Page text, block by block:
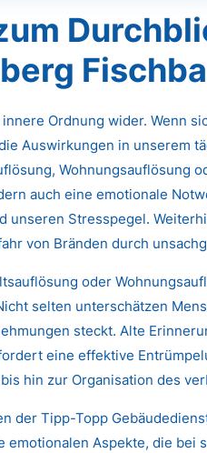
Ordnung wider. Wenn
Auswirkungen in unserem
Wohnungsauflösung
auch eine emotionale
unseren Stresspegel.
von Bränden durch
oder
selten unterschätzen
steckt. Alte
eine effektive
hin zur Organisation des
der Tipp-Topp
Aspekte, die